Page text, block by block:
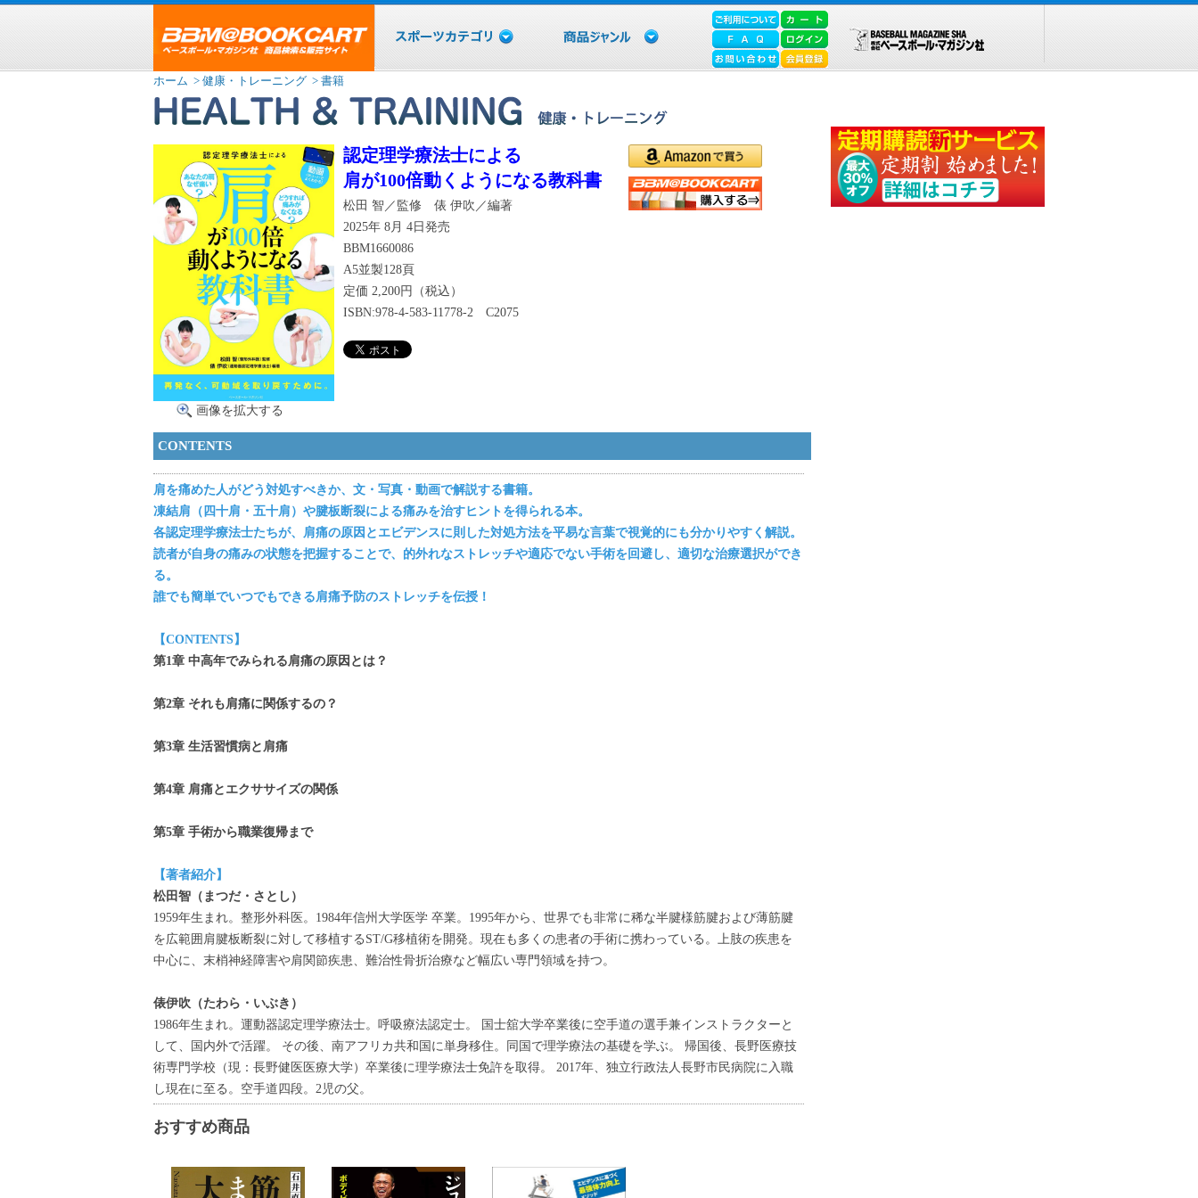
ホーム > 健康・トレーニング > 書籍
画像を拡大する
認定理学療法士による
肩が100倍動くようになる教科書
松田 智／監修 俵 伊吹／編著
2025年 8月 4日発売
BBM1660086
A5並製128頁
定価 2,200円（税込）
ISBN:978-4-583-11778-2 C2075
CONTENTS
肩を痛めた人がどう対処すべきか、文・写真・動画で解説する書籍。
凍結肩（四十肩・五十肩）や腱板断裂による痛みを治すヒントを得られる本。
各認定理学療法士たちが、肩痛の原因とエビデンスに則した対処方法を平易な言葉で視覚的にも分かりやすく解説。
読者が自身の痛みの状態を把握することで、的外れなストレッチや適応でない手術を回避し、適切な治療選択ができ
る。
誰でも簡単でいつでもできる肩痛予防のストレッチを伝授！
【CONTENTS】
第1章 中高年でみられる肩痛の原因とは？
第2章 それも肩痛に関係するの？
第3章 生活習慣病と肩痛
第4章 肩痛とエクササイズの関係
第5章 手術から職業復帰まで
【著者紹介】
松田智（まつだ・さとし）
1959年生まれ。整形外科医。1984年信州大学医学 卒業。1995年から、世界でも非常に稀な半腱様筋腱および薄筋腱
を広範囲肩腱板断裂に対して移植するST/G移植術を開発。現在も多くの患者の手術に携わっている。上肢の疾患を
中心に、末梢神経障害や肩関節疾患、難治性骨折治療など幅広い専門領域を持つ。
俵伊吹（たわら・いぶき）
1986年生まれ。運動器認定理学療法士。呼吸療法認定士。 国士舘大学卒業後に空手道の選手兼インストラクターと
して、国内外で活躍。 その後、南アフリカ共和国に単身移住。同国で理学療法の基礎を学ぶ。 帰国後、長野医療技
術専門学校（現：長野健医医療大学）卒業後に理学療法士免許を取得。 2017年、独立行政法人長野市民病院に入職
し現在に至る。空手道四段。2児の父。
おすすめ商品